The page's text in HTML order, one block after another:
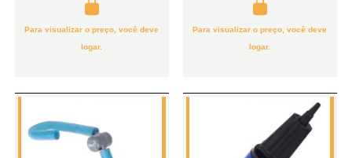
Para visualizar o preço, você deve
logar.
Para visualizar o preço, você deve
logar.